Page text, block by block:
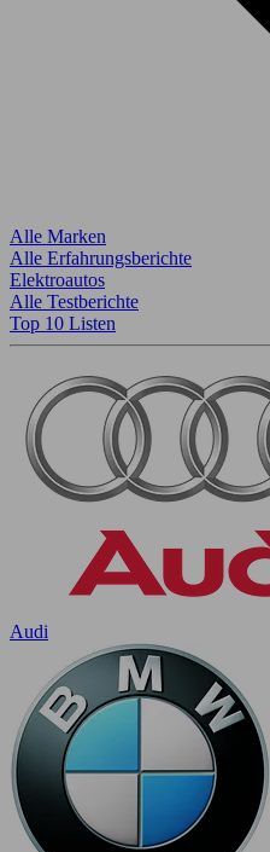
Alle Marken
Alle Erfahrungsberichte
Elektroautos
Alle Testberichte
Top 10 Listen
Audi